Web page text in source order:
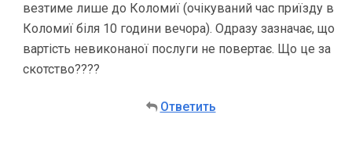
везтиме лише до Коломиї (очікуваний час приїзду в
Коломиї біля 10 години вечора). Одразу зазначає, що
вартість невиконаної послуги не повертає. Що це за
скотство????
Ответить